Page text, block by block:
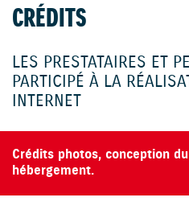
CRÉDITS
LES PRESTATAIRES ET
PARTICIPÉ À LA
INTERNET
Crédits photos, conception
hébergement.